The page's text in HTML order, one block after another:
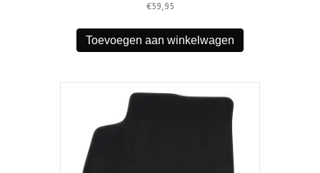
€59,95
Toevoegen aan winkelwagen